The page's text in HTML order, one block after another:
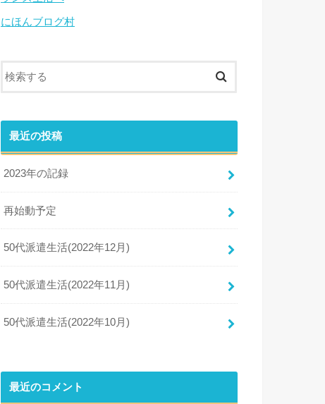
にほんブログ村
最近の投稿
2023年の記録
再始動予定
50代派遣生活(2022年12月)
50代派遣生活(2022年11月)
50代派遣生活(2022年10月)
最近のコメント